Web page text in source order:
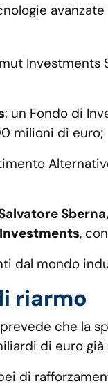
Investments
: un Fondo di
milioni di euro;
,
dal mondo
riarmo
che la
di euro
di